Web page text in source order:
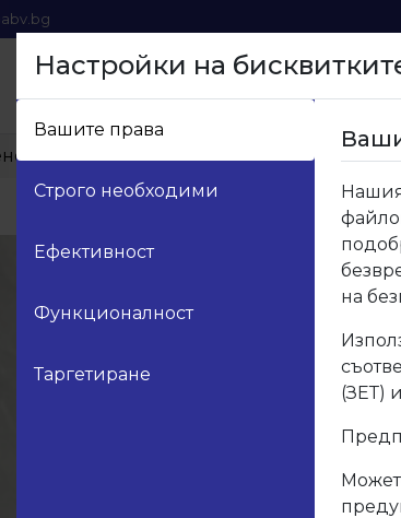
Настройки на
Вашите права
Строго необходими
Ефективност
Функционалност
Таргетиране
на
(ЗЕТ)
>
плот и гръб F016 Термоустойчив